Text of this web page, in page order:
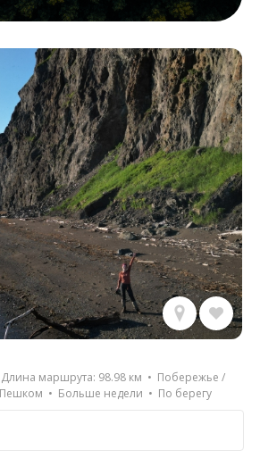
маршрута: 98.98 км • Побережье /
• Больше недели • По берегу